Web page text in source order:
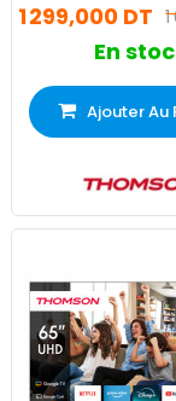
1 299,000 DT
En
Ajouter Au